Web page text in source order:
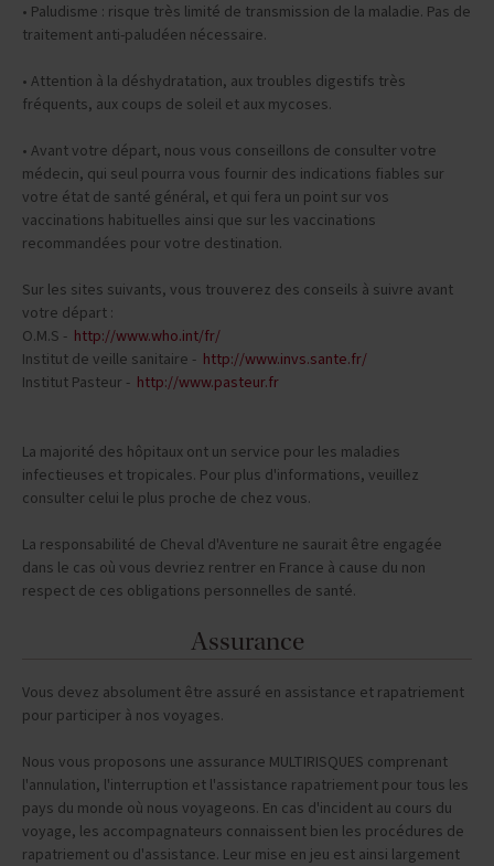
• Paludisme : risque très limité de transmission de la maladie. Pas de
traitement anti-paludéen nécessaire.
• Attention à la déshydratation, aux troubles digestifs très
fréquents, aux coups de soleil et aux mycoses.
• Avant votre départ, nous vous conseillons de consulter votre
médecin, qui seul pourra vous fournir des indications fiables sur
votre état de santé général, et qui fera un point sur vos
vaccinations habituelles ainsi que sur les vaccinations
recommandées pour votre destination.
Sur les sites suivants, vous trouverez des conseils à suivre avant
votre départ :
O.M.S - http://www.who.int/fr/
Institut de veille sanitaire - http://www.invs.sante.fr/
Institut Pasteur - http://www.pasteur.fr
La majorité des hôpitaux ont un service pour les maladies
infectieuses et tropicales. Pour plus d'informations, veuillez
consulter celui le plus proche de chez vous.
La responsabilité de Cheval d'Aventure ne saurait être engagée
dans le cas où vous devriez rentrer en France à cause du non
respect de ces obligations personnelles de santé.
Assurance
Vous devez absolument être assuré en assistance et rapatriement
pour participer à nos voyages.
Nous vous proposons une assurance MULTIRISQUES comprenant
l'annulation, l'interruption et l'assistance rapatriement pour tous les
pays du monde où nous voyageons. En cas d'incident au cours du
voyage, les accompagnateurs connaissent bien les procédures de
rapatriement ou d'assistance. Leur mise en jeu est ainsi largement